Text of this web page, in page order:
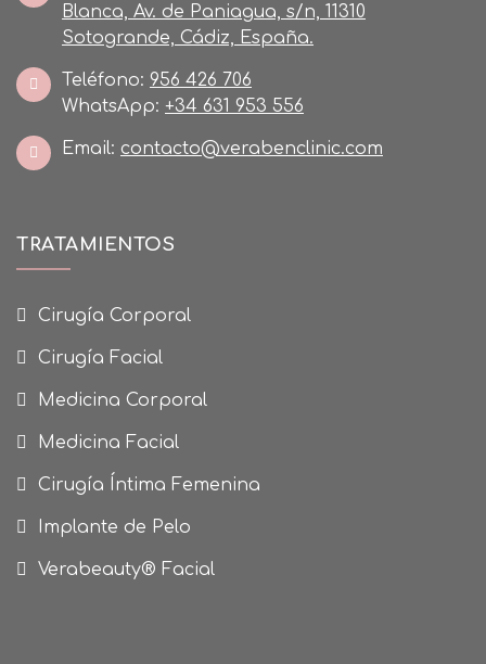
Blanca, Av. de Paniagua, s/n, 11310
Sotogrande, Cádiz, España.
Teléfono: 956 426 706
WhatsApp: +34 631 953 556
Email: contacto@verabenclinic.com
TRATAMIENTOS
Cirugía Corporal
Cirugía Facial
Medicina Corporal
Medicina Facial
Cirugía Íntima Femenina
Implante de Pelo
Verabeauty® Facial